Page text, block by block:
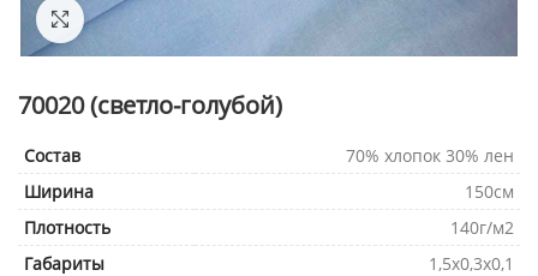
Нажмите, чтобы увеличить
70020 (светло-голубой)
Состав
70% хлопок 30% лен
Ширина
150см
Плотность
140г/м2
Габариты
1,5х0,3х0,1